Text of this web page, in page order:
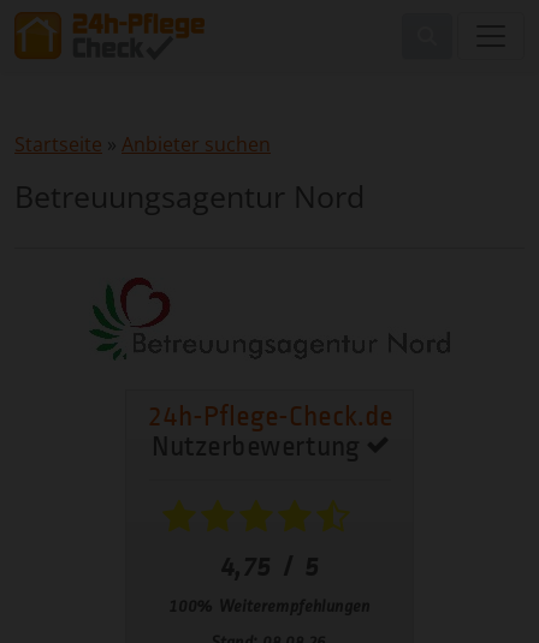
Startseite » Anbieter suchen
Betreuungsagentur Nord